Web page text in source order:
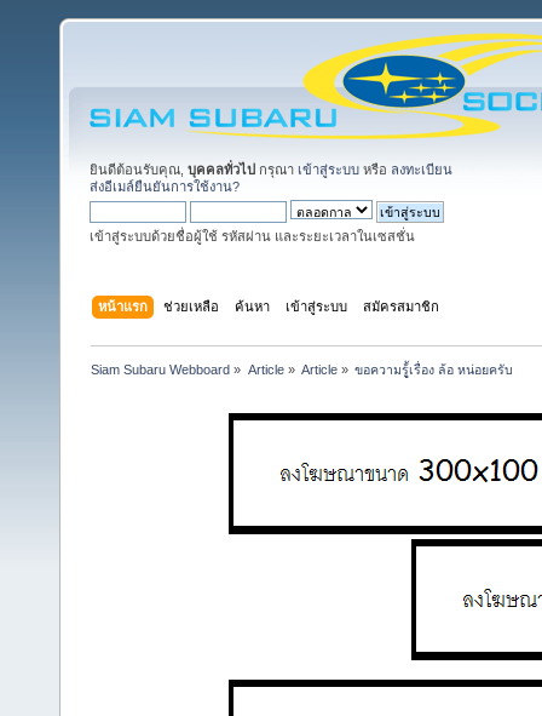
ยินดีต้อนรับคุณ, บุคคลทั่วไป กรุณา เข้าสู่ระบบ หรือ ลงทะเบียน
ส่งอีเมล์ยืนยันการใช้งาน?
เข้าสู่ระบบด้วยชื่อผู้ใช้ รหัสผ่าน และระยะเวลาในเซสชั่น
หน้าแรก ช่วยเหลือ ค้นหา เข้าสู่ระบบ สมัครสมาชิก
Siam Subaru Webboard » Article» Article» ขอความรูู้้เรื่อง ล้อ หน่อยครับ